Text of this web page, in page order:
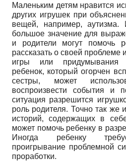
Маленьким детям нравится
других игрушек при
вещей, например, аутизма.
большое значение для
и родители могут помочь
рассказать о своей
игры или придумывания
ребенок, который огорчен
сестры, может
воспроизвести события и
ситуация разрешится
роль родителя. Точно так же
историй, содержащих в
может помочь ребенку в
Иногда ребенку
проигрывание проблемной
проработки.